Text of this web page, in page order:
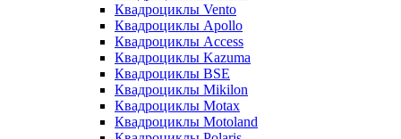
Квадроциклы Vento
Квадроциклы Apollo
Квадроциклы Access
Квадроциклы Kazuma
Квадроциклы BSE
Квадроциклы Mikilon
Квадроциклы Motax
Квадроциклы Motoland